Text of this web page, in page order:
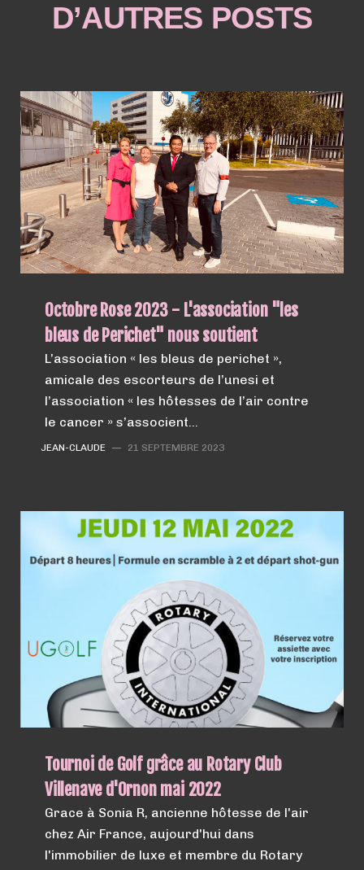
D’AUTRES POSTS
Octobre Rose 2023 - L'association "les
bleus de Perichet" nous soutient
L’association « les bleus de perichet »,
amicale des escorteurs de l’unesi et
l’association « les hôtesses de l’air contre
le cancer » s’associent…
JEAN-CLAUDE — 21 SEPTEMBRE 2023
Tournoi de Golf grâce au Rotary Club
Villenave d'Ornon mai 2022
Grace à Sonia R, ancienne hôtesse de l'air
chez Air France, aujourd'hui dans
l'immobilier de luxe et membre du Rotary